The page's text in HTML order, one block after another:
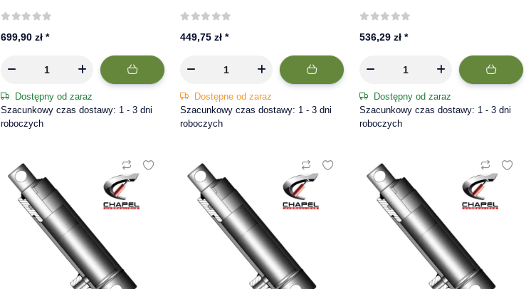
fi A 45mm 645/3
699,90 zł*
Dostępny od zaraz
Szacunkowy czas dostawy: 1 - 3 dni
roboczych
449,75 zł*
Dostępne od zaraz
Szacunkowy czas dostawy: 1 - 3 dni
roboczych
536,29 zł*
Dostępny od zaraz
Szacunkowy czas dostawy: 1 - 3 dni
roboczych